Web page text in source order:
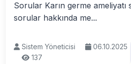
Sorular Karın germe ameliyatı
sorular hakkında me...
Sistem Yöneticisi
06.10.2025
137